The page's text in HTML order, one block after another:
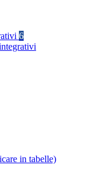
6
in tabelle)